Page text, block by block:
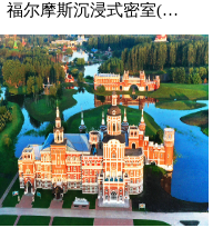
福尔摩斯沉浸式密室(哈西万达店)